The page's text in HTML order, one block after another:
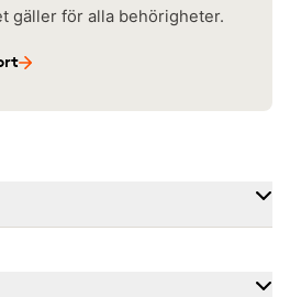
gäller för alla behörigheter.